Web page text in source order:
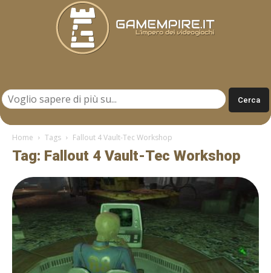
Home Tags Fallout 4 Vault-Tec Workshop
Tag: Fallout 4 Vault-Tec Workshop